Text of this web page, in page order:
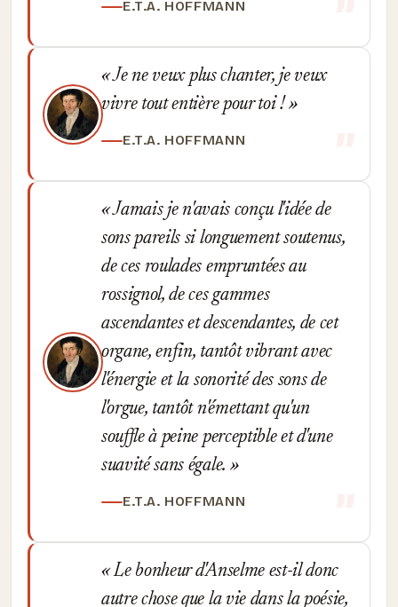
E.T.A. HOFFMANN
Je ne veux plus chanter, je veux
vivre tout entière pour toi !
E.T.A. HOFFMANN
Jamais je n'avais conçu l'idée de
sons pareils si longuement soutenus,
de ces roulades empruntées au
rossignol, de ces gammes
ascendantes et descendantes, de cet
organe, enfin, tantôt vibrant avec
l'énergie et la sonorité des sons de
l'orgue, tantôt n'émettant qu'un
souffle à peine perceptible et d'une
suavité sans égale.
E.T.A. HOFFMANN
Le bonheur d'Anselme est-il donc
autre chose que la vie dans la poésie,